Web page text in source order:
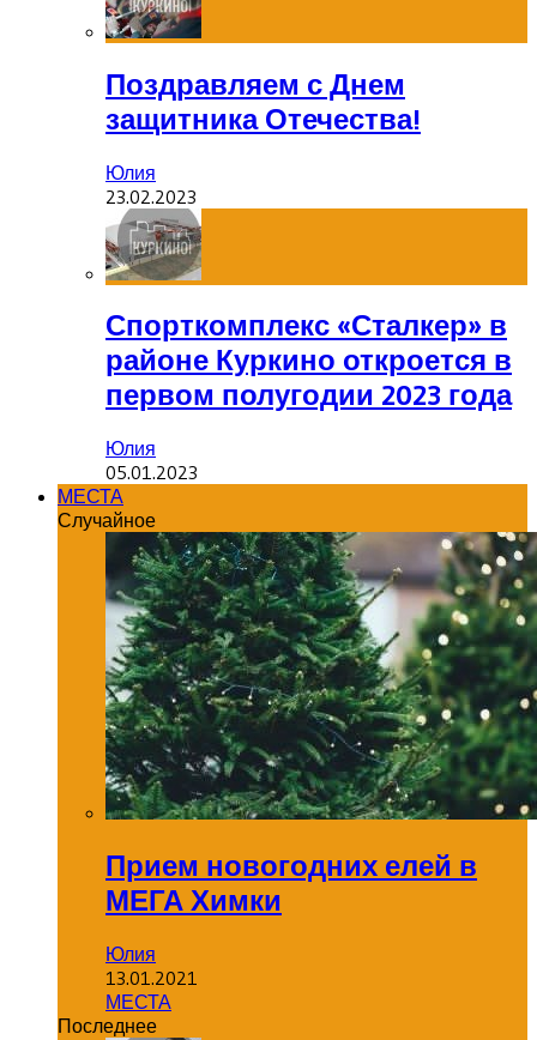
Поздравляем с Днем
защитника Отечества!
Юлия
23.02.2023
Спорткомплекс «Сталкер» в
районе Куркино откроется в
первом полугодии 2023 года
Юлия
05.01.2023
МЕСТА
Случайное
Прием новогодних елей в
МЕГА Химки
Юлия
13.01.2021
МЕСТА
Последнее